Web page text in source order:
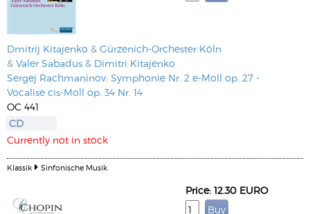
Dmitrij Kitajenko & Gürzenich-Orchester Köln
& Valer Sabadus & Dimitri Kitajenko
Sergej Rachmaninov: Symphonie Nr. 2 e-Moll op. 27 -
Vocalise cis-Moll op. 34 Nr. 14
OC 441
CD
Currently not in stock
Klassik Sinfonische Musik
Price: 12.30 EURO